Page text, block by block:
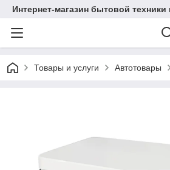
Интернет-магазин бытовой
Товары и услуги Автотовары